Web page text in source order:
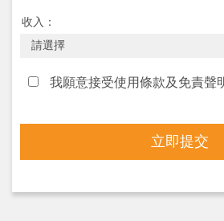
收入：
我願意接受使用條款及免責聲